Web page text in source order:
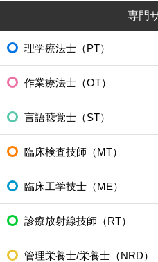
専門
理学療法士（PT）
作業療法士（OT）
言語聴覚士（ST）
臨床検査技師（MT）
臨床工学技士（ME）
診療放射線技師（RT）
管理栄養士/栄養士（NRD）